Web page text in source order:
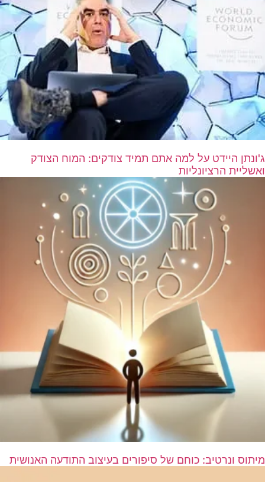
ג'ונתן היידט על למה אתם תמיד צודקים: המוח הצודק
ואשליית הרציונליות
מיתוס ונרטיב: כוחם של סיפורים בעיצוב התודעה האנושית